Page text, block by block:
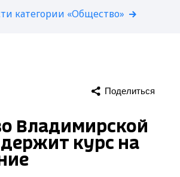
категории «Общество»
Поделиться
Владимирской
курс на